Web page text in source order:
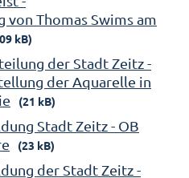
Thomas Swims am
kB)
der Stadt Zeitz -
der Aquarelle in
(21 kB)
Stadt Zeitz - OB
(23 kB)
der Stadt Zeitz -